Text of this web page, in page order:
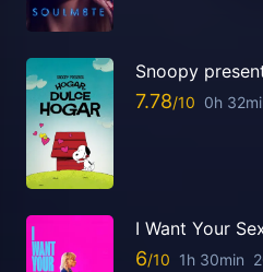
Snoopy
7.78 0h
I Want Your
6 1h 30min